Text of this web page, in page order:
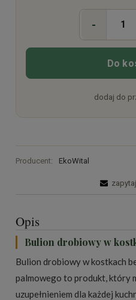
-
Do
dodaj do
Producent: EkoWital
Opis
Bulion drobiowy w
Bulion drobiowy w kostkach
palmowego to produkt, który
uzupełnieniem dla każdej